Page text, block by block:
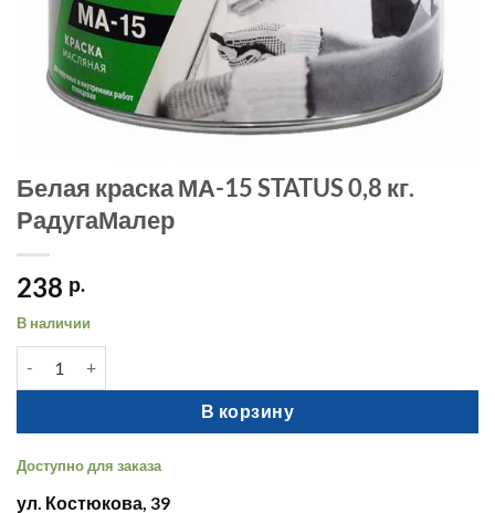
Белая краска МА-15 STATUS 0,8 кг.
РадугаМалер
238 р.
В наличии
В корзину
Доступно для заказа
ул. Костюкова, 39